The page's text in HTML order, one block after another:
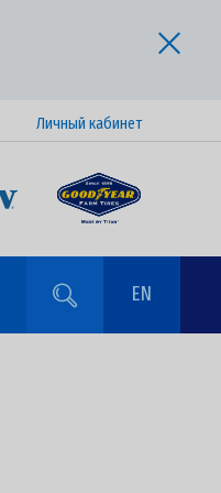
Личный кабинет
EN